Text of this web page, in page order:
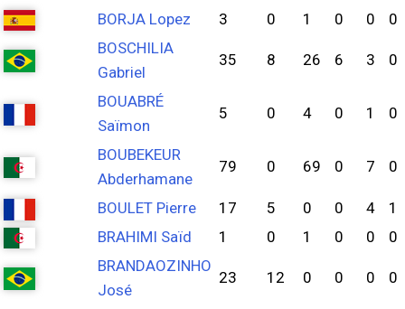
BORJA Lopez 3 0 1 0 0
0
BOSCHILIA
Gabriel
35 8 26 6 3 0
BOUABRÉ
Saïmon
5 0 4 0 1 0
BOUBEKEUR
Abderhamane
79 0 69 0 7 0
BOULET Pierre 17 5 0 0 4
1
BRAHIMI Saïd
1 0 1 0 0
0
BRANDAOZINHO
José
23 12 0 0 0 0